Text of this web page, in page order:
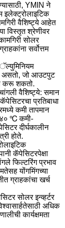
YMIN ने
इलेक्ट्रोलाइटिक
वैशिष्ट्ये आहेत
विस्तृत श्रेणीवर
सोलर
सर्वोत्तम
असतो, जो आउटपुट
करू शकतो.
वैशिष्ट्ये: समान
प्रतिबाधा
कमी तापमान
-४० ℃ कमी-
दीर्घकालीन
होते.
कॅपेसिटरपेक्षा
फिल्टरिंग प्रभाव
योंगमिंगच्या
ग्राहकांचा खर्च
सोलर इन्व्हर्टर
अधिक
कार्यक्षमता